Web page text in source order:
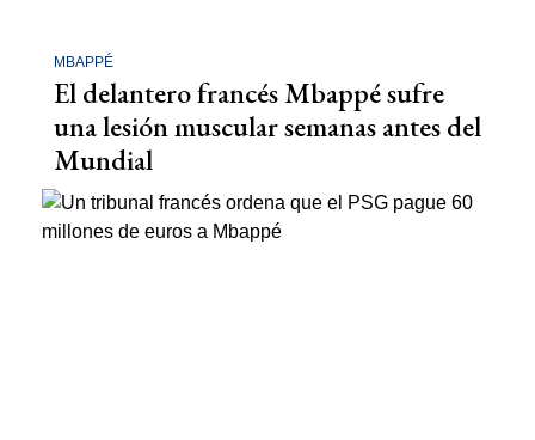
MBAPPÉ
El delantero francés Mbappé sufre
una lesión muscular semanas antes del
Mundial